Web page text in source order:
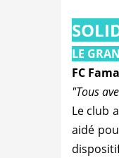
LE
FC
"Tous
Le club
aidé